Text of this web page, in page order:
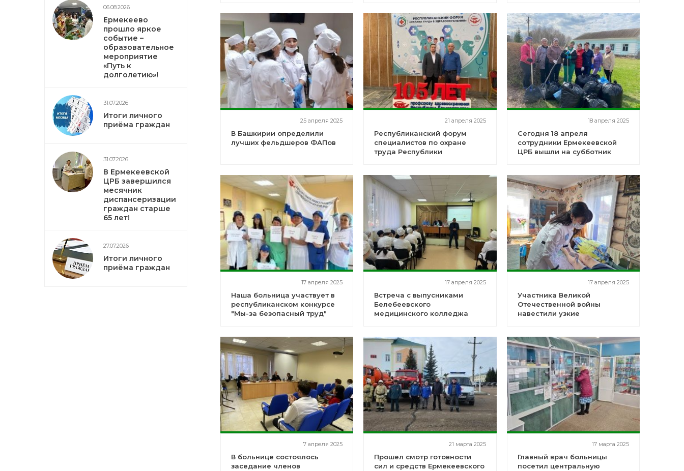
06.08.2026
Ермекеево
прошло яркое
событие –
образовательное
мероприятие
«Путь к
долголетию»!
31.07.2026
Итоги личного
приёма граждан
31.07.2026
В Ермекеевской
ЦРБ завершился
месячник
диспансеризации
граждан старше
65 лет!
27.07.2026
Итоги личного
приёма граждан
25 апреля 2025
В Башкирии определили
лучших фельдшеров ФАПов
21 апреля 2025
Республиканский форум
специалистов по охране
труда Республики
18 апреля 2025
Сегодня 18 апреля
сотрудники Ермекеевской
ЦРБ вышли на субботник
17 апреля 2025
Наша больница участвует в
республиканском конкурсе
"Мы-за безопасный труд"
17 апреля 2025
Встреча с выпусниками
Белебеевского
медицинского колледжа
17 апреля 2025
Участника Великой
Отечественной войны
навестили узкие
7 апреля 2025
В больнице состоялось
заседание членов
21 марта 2025
Прошел смотр готовности
сил и средств Ермекеевского
17 марта 2025
Главный врач больницы
посетил центральную